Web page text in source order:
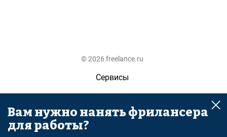
© 2026 freelance.ru
Сервисы
Помощь
Поиск
Вам нужно нанять фрилансера
для работы?